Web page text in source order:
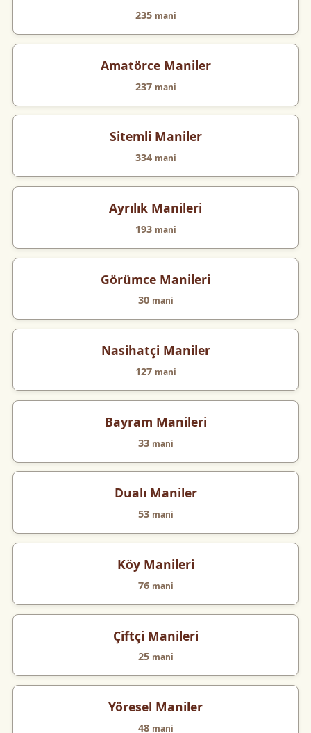
235 mani
Amatörce Maniler
237 mani
Sitemli Maniler
334 mani
Ayrılık Manileri
193 mani
Görümce Manileri
30 mani
Nasihatçi Maniler
127 mani
Bayram Manileri
33 mani
Dualı Maniler
53 mani
Köy Manileri
76 mani
Çiftçi Manileri
25 mani
Yöresel Maniler
48 mani